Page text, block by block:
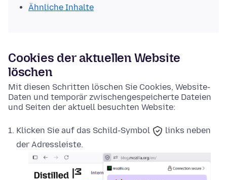
Ähnliche Inhalte
Cookies der aktuellen Website
löschen
Mit diesen Schritten löschen Sie Cookies, Website-
Daten und temporär zwischengespeicherte Dateien
und Seiten der aktuell besuchten Website:
Klicken Sie auf das Schild-Symbol
links neben
der Adressleiste.